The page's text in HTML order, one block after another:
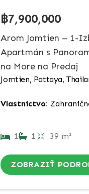
฿7,900,000
Arom Jomtien – 1-
Apartmán s
na More na Predaj
Jomtien, Pattaya,
Vlastníctvo:
1 1 39 m²
ZOBRAZIŤ